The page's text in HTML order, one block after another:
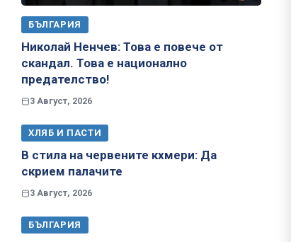
БЪЛГАРИЯ
Николай Ненчев: Това е повече от
скандал. Това е национално
предателство!
3 Август, 2026
ХЛЯБ И ПАСТИ
В стила на червените кхмери: Да
скрием палачите
3 Август, 2026
БЪЛГАРИЯ